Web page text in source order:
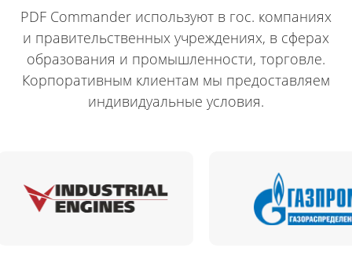
PDF Commander используют в гос. компаниях
и правительственных учреждениях, в сферах
образования и промышленности, торговле.
Корпоративным клиентам мы предоставляем
индивидуальные условия.